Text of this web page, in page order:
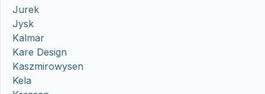
Jurek
Jysk
Kalmar
Kare Design
Kaszmirowysen
Kela